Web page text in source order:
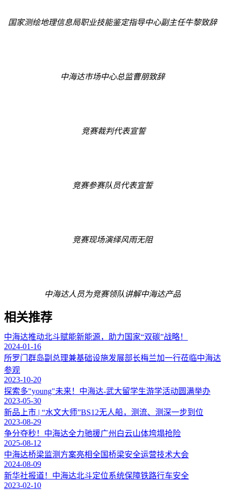
国家测绘地理信息局职业技能鉴定指导中心副主任牛黎致辞
中海达市场中心总监曹朋致辞
竞赛裁判代表宣誓
竞赛参赛队员代表宣誓
竞赛现场演绎风雨无阻
中海达人员为竞赛领队讲解中海达产品
相关推荐
中海达推动北斗赋能新能源，助力国家“双碳”战略！
2024-01-16
所罗门群岛副总理兼基础设施发展部长梅兰加一行莅临中海达
参观
2023-10-20
探索多"young"未来！中海达-武大留学生游学活动圆满举办
2023-05-30
新品上市 | “水文大师”BS12无人船，测流、测深一步到位
2023-08-29
争分夺秒！中海达全力驰援广州白云山体垮塌抢险
2025-08-12
中海达桥梁监测方案亮相全国桥梁安全运营技术大会
2024-08-09
新华社报道！中海达北斗定位系统保障铁路行车安全
2023-02-10